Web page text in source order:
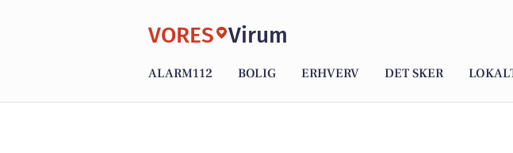
VORES Virum
ALARM112 BOLIG ERHVERV DET SKER